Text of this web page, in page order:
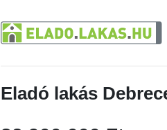
Eladó lakás